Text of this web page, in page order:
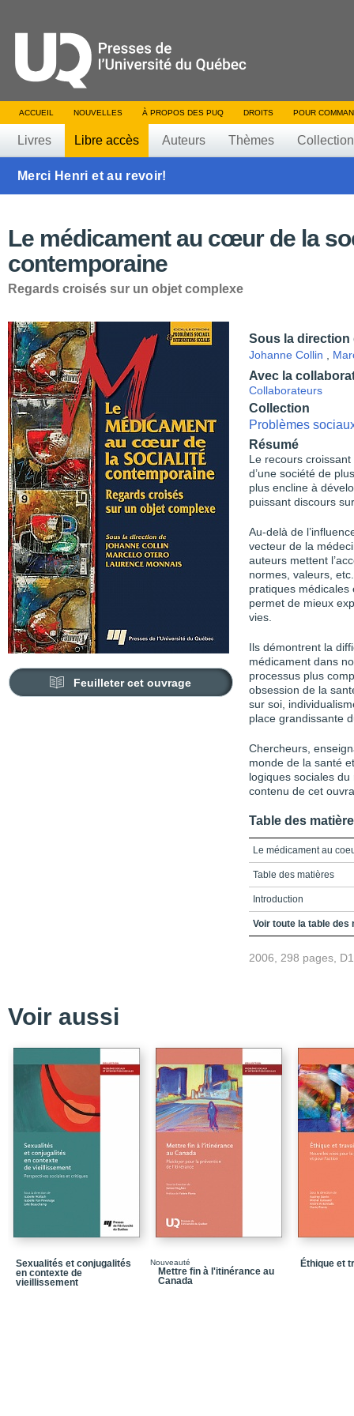
ACCUEIL NOUVELLES À PROPOS DES PUQ DROITS POUR
Livres Libre accès Auteurs Thèmes
Merci Henri et au revoir!
Le médicament au cœur de la
contemporaine
Regards croisés sur un objet complexe
Feuilleter cet ouvrage
Sous la direction
Johanne Collin
Avec la
Collaborateurs
Collection
Problèmes
Résumé
Le recours
d’une société de
plus encline à
puissant discours
Au-delà de
vecteur de la
auteurs mettent
normes, valeurs,
pratiques
permet de mieux
vies.
Ils démontrent la
médicament dans
processus plus
obsession de la
sur soi,
place grandissante
Chercheurs,
monde de la santé
logiques sociales
contenu de cet
Table des
Le médicament au
Table des matières
Introduction
Partie 1_Les
Chapitre 5_De l'usage
Partie 2_Le
Chapitre 6_Une
Chapitre 7_Les
Chapitre 8_Mémoire
Chapitre
Chapitre 11_Des
Chapitre
Voir toute la table des
2006, 298 pages,
Voir aussi
Sexualités et conjugalités
en contexte de
vieillissement
Nouveauté
Mettre fin à l'itinérance au
Canada
Éthique et